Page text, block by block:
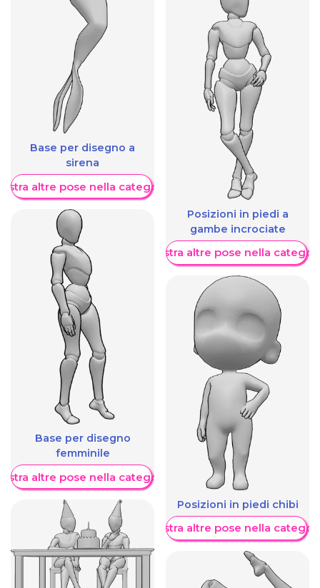
Base per disegno a
sirena
altre pose nella categoria
Base per disegno
femminile
altre pose nella categoria
Posizioni in piedi a
gambe incrociate
Mostra altre pose nella
Posizioni in piedi chibi
Mostra altre pose nella